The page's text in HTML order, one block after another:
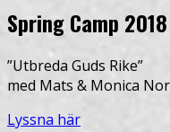
Spring Camp 2018
”Utbreda Guds Rike”
med Mats & Monica
Lyssna här